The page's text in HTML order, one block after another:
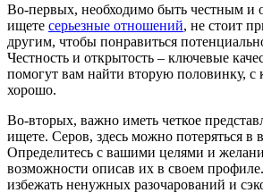
Во-первых, необходимо быть честным
ищете серьезные отношений, не стоит
другим, чтобы понравиться
Честность и открытость – ключевые
помогут вам найти вторую половинку, с
хорошо.
Во-вторых, важно иметь четкое
ищете. Серов, здесь можно потеряться в
Определитесь с вашими целями и
возможности описав их в своем
избежать ненужных разочарований и